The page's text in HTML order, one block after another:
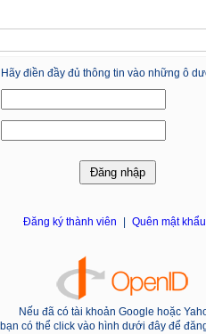
Hãy điền đầy đủ thông tin vào những ô
Đăng ký thành viên Quên mật
Nếu đã có tài khoản Google hoặc
bạn có thể click vào hình dưới đây để